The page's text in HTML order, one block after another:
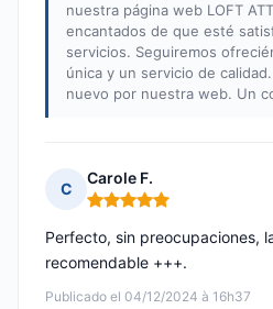
nuestra página web LOFT
encantados de que esté
servicios. Seguiremos
única y un servicio de
nuevo por nuestra web. Un
C
Carole F.
Nota: 5 de 5
Publicado el 04/12/2024 à 16h37
Perfecto, sin preocupaciones,
recomendable +++.